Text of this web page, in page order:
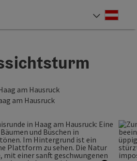
am Hausruck
am Hausruck